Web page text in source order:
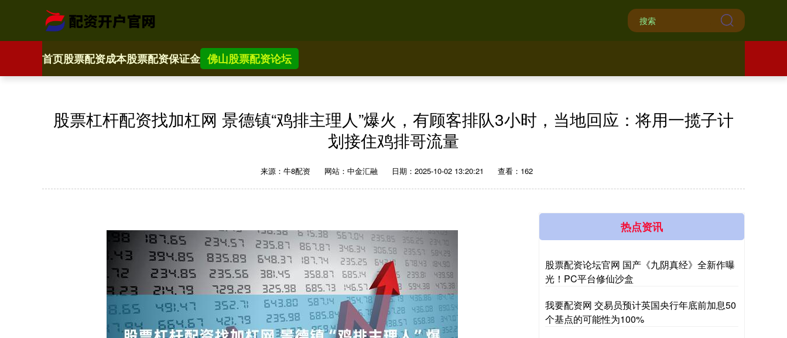
首页股票配资成本股票配资保证金 佛山股票配资论坛
股票杠杆配资找加杠网 景德镇“鸡排主理人”爆火，有顾客排队3小时，当地回应：将用一揽子计
划接住鸡排哥流量
来源：牛8配资 网站：中金汇融 日期：2025-10-02 13:20:21 查看：162
热点资讯
股票配资论坛官网 国产《九阴真经》全新作曝
光！PC平台修仙沙盒
我要配资网 交易员预计英国央行年底前加息50
个基点的可能性为100%